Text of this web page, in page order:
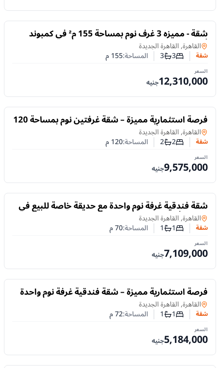
للبيع شقة - مميزه 3 غرف نوم بمساحة 155 م² في كمبوند
أمارا القاهرة الجديدة
شقةفي
القاهرة, القاهرة الجديدة
شقة عدد غرف النوم
3عدد الحمامات
3 المساحة:155م
السعر
12,310,000جنيه
للبيع فرصة استثمارية مميزة – شقة غرفتين نوم بمساحة 120
م² في كمبوند أمارا القاهرة الجديدةشقةفي
القاهرة, القاهرة الجديدة
شقة عدد غرف النوم
2عدد الحمامات
2 المساحة:120م
السعر
9,575,000جنيه
للبيع
شقة فندقية غرفة نوم واحدة مع حديقة خاصة للبيع في
كمبوند أمارا القاهرة الجديدة
في
القاهرة, القاهرة الجديدة
شقة عدد غرف النوم
1عدد الحمامات
1 المساحة:70م
السعر
7,109,000جنيه
للبيع
فرصة استثمارية مميزة – شقة فندقية غرفة نوم واحدة
بمساحة 72 م² في مشروع Amara بالقاهرة الجديدة
شقةفي
القاهرة, القاهرة الجديدة
شقة عدد غرف النوم
1عدد الحمامات
1 المساحة:72م
السعر
5,184,000جنيه